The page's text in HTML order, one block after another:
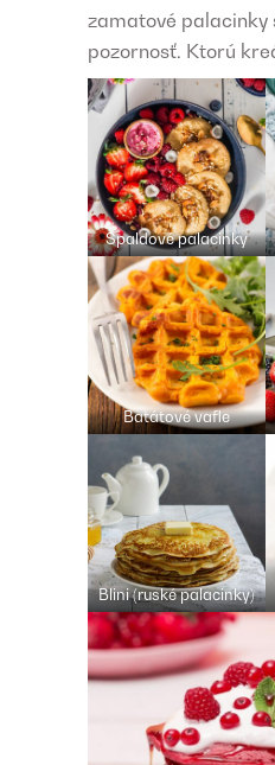
zamatové palacinky
pozornosť. Ktorú
Špaldové palacinky
Batátové vafle
Blini (ruské palacinky)